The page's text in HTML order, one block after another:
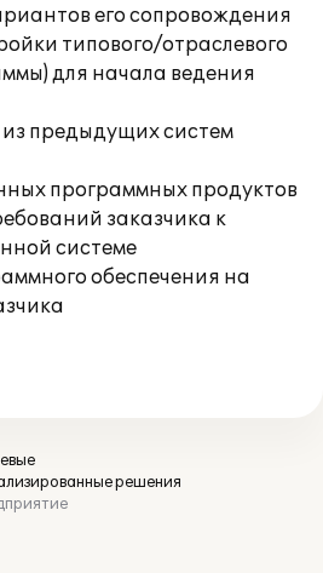
его сопровождения
типового/отраслевого
для начала ведения
предыдущих систем
программных продуктов
заказчика к
системе
обеспечения на
решения